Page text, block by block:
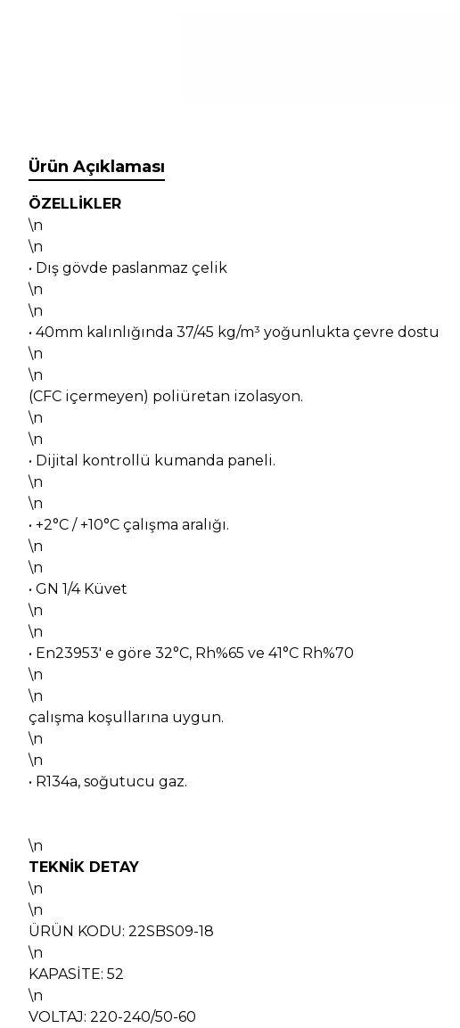
Ürün Açıklaması
ÖZELLİKLER
\n
\n
• Dış gövde paslanmaz çelik
\n
\n
• 40mm kalınlığında 37/45 kg/m³ yoğunlukta çevre dostu
\n
\n
(CFC içermeyen) poliüretan izolasyon.
\n
\n
• Dijital kontrollü kumanda paneli.
\n
\n
• +2°C / +10°C çalışma aralığı.
\n
\n
• GN 1/4 Küvet
\n
\n
• En23953' e göre 32°C, Rh%65 ve 41°C Rh%70
\n
\n
çalışma koşullarına uygun.
\n
\n
• R134a, soğutucu gaz.
\n
TEKNİK DETAY
\n
\n
ÜRÜN KODU: 22SBS09-18
\n
KAPASİTE: 52
\n
VOLTAJ: 220-240/50-60